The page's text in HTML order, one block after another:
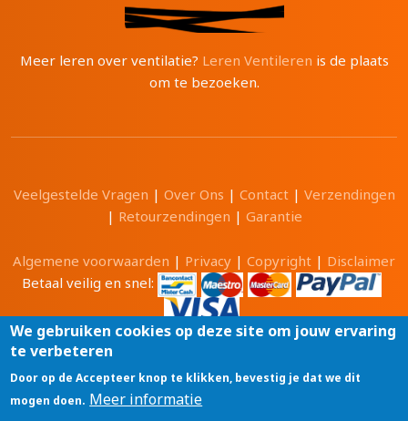
Meer leren over ventilatie? Leren Ventileren is de plaats
om te bezoeken.
Veelgestelde Vragen | Over Ons | Contact| Verzendingen
| Retourzendingen | Garantie
Algemene voorwaarden | Privacy | Copyright | Disclaimer
Betaal veilig en snel:
Alle prijzen zijn in Euro en inclusief 21% BTW.
Luchtwinkel.be® is een merk van
We gebruiken cookies op deze site om jouw ervaring
te verbeteren
Door op de Accepteer knop te klikken, bevestig je dat we dit
mogen doen. Meer informatie